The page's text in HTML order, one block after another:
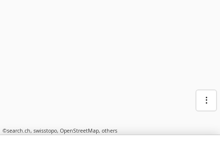
©search.ch, swisstopo, OpenStreetMap, others